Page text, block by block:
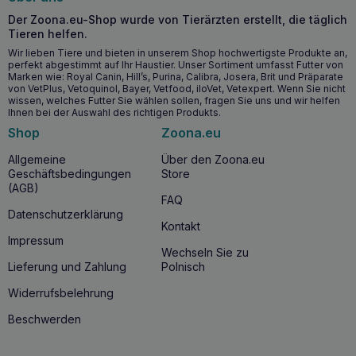
ihre Sinne. Die Gesundheit und das Wohlbefinden einer
Katze werden verbessert, wenn ihre Ernährung ihren
Geruchs-, Tast- und Geschmackssinn anregt und
gleichzeitig ihre spezifischen Ernährungsbedürfnisse
unterstützt.
ROYAL CANIN Fhn Sensory Pack Gravy 12x85g enthält alle
drei Rezepturen des ROYAL CANIN® Sensory-Sortiments –
Geruch, Geschmack und Gefühl. Jedes Produkt wird in
Katze ein reichhaltiges, abwechslungsreiches und
nährstoffreiches Futtererlebnis für optimale
Schmackhaftigkeit bei den Mahlzeiten.
ROYAL CANIN® Sensory Smell
zur intensiven Stimulierung des Geruchssinns entwickelt
wurde
ROYAL CANIN® Sensory Taste– eine Nahrung, die
speziell zur intensiven Stimulierung des
Geschmacksempfindens entwickelt wurde
ROYAL CANIN® Sensory Feel
Der Zoona.eu-Shop wurde von Tierärzten erstellt, die täglich
Tieren helfen.
Wir lieben Tiere und bieten in unserem Shop hochwertigste Produkte an,
perfekt abgestimmt auf Ihr Haustier. Unser Sortiment umfasst Futter von
Marken wie: Royal Canin, Hill’s, Purina, Calibra, Josera, Brit und Präparate
von VetPlus, Vetoquinol, Bayer, Vetfood, iloVet, Vetexpert. Wenn Sie nicht
wissen, welches Futter Sie wählen sollen, fragen Sie uns und wir helfen
Ihnen bei der Auswahl des richtigen Produkts.
Shop
Allgemeine
Geschäftsbedingungen
(AGB)
Datenschutzerklärung
Impressum
Lieferung und Zahlung
Widerrufsbelehrung
Beschwerden
Zoona.eu
Über den Zoona.eu
Store
FAQ
Kontakt
Wechseln Sie zu
Polnisch